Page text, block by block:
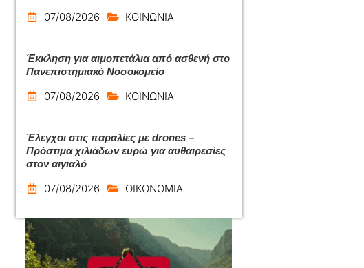
07/08/2026 ΚΟΙΝΩΝΙΑ
Έκκληση για αιμοπετάλια από ασθενή στο
Πανεπιστημιακό Νοσοκομείο
07/08/2026 ΚΟΙΝΩΝΙΑ
Έλεγχοι στις παραλίες με drones –
Πρόστιμα χιλιάδων ευρώ για αυθαιρεσίες
στον αιγιαλό
07/08/2026 ΟΙΚΟΝΟΜΙΑ